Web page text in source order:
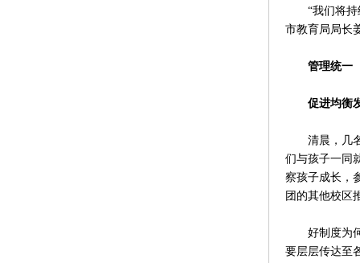
“我们将持续
市教育局局长
管理统一
促进均衡发
清晨，几名
们与孩子一同
察孩子成长，
团的其他校区
好制度为何
要层层传达至